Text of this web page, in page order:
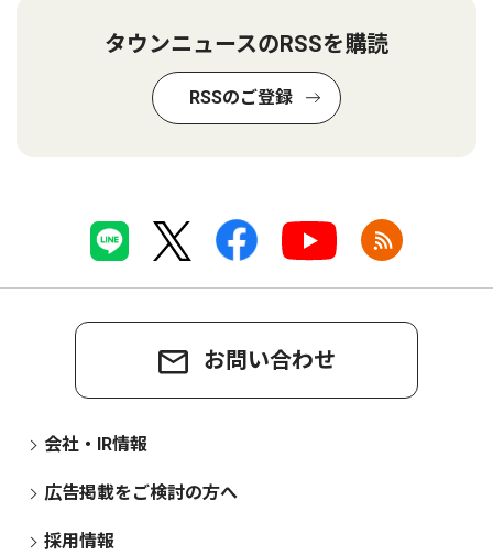
タウンニュースのRSSを購読
RSSのご登録
お問い合わせ
会社・IR情報
広告掲載をご検討の方へ
採用情報